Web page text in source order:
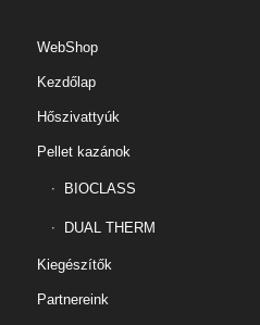
WebShop
Kezdőlap
Hőszivattyúk
Pellet kazánok
BIOCLASS
DUAL THERM
Kiegészítők
Partnereink